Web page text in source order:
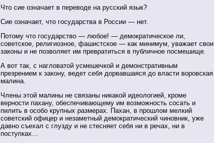
Что сие означает в переводе на русский язык?
Сие означает, что государства в России — нет.
Потому что государство — любое! — демократическое ли,
советское, религиозное, фашистское — как минимум, уважает свои
законы и не позволяет им превратиться в публичное посмешище.
А вот так, с нагловатой усмешечкой и демонстративным
презрением к закону, ведет себя дорвавшаяся до власти воровская
малина.
Члены этой малины не связаны никакой идеологией, кроме
верности пахану, обеспечивающему им возможность сосать и
пилить в особо крупных размерах. Пахан, в прошлом мелкий
советский офицер и незаметный демократический чиновник, уже
давно съехал с глузду и не стесняет себя ни в речах, ни в
поступках…